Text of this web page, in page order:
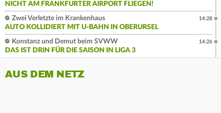
NICHT AM FRANKFURTER AIRPORT FLIEGEN!
Zwei Verletzte im Krankenhaus
AUTO KOLLIDIERT MIT U-BAHN IN OBERURSEL
14:28
Konstanz und Demut beim SVWW
DAS IST DRIN FÜR DIE SAISON IN LIGA 3
14:26
AUS DEM NETZ